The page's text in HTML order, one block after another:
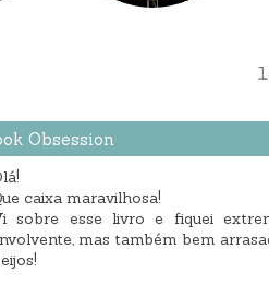
Obsession
caixa maravilhosa!
sobre esse livro e fiquei
mas também bem